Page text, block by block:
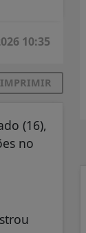
10:35
IMPRIMIR
(16),
no